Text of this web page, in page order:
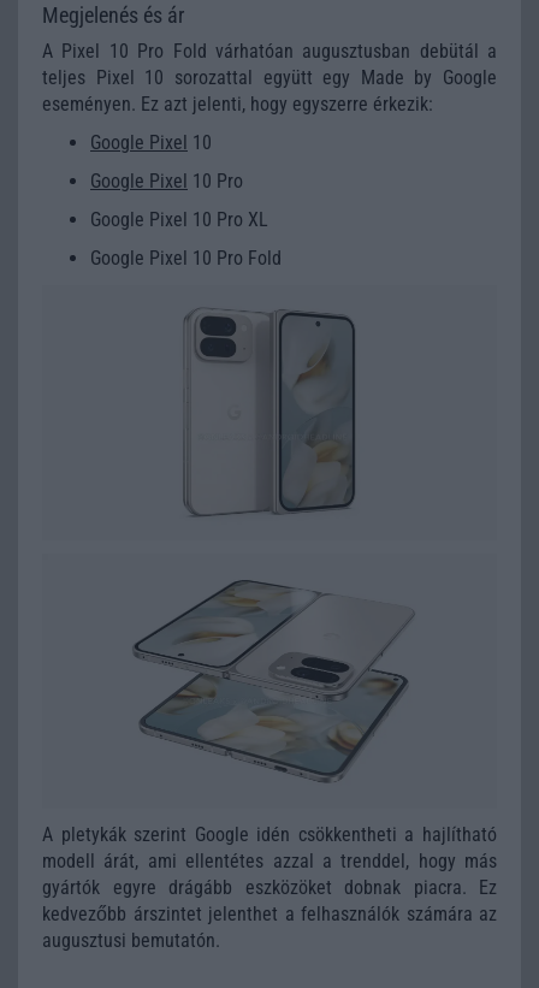
Megjelenés és ár
A Pixel 10 Pro Fold várhatóan augusztusban debütál a
teljes Pixel 10 sorozattal együtt egy Made by Google
eseményen. Ez azt jelenti, hogy egyszerre érkezik:
Google Pixel 10
Google Pixel 10 Pro
Google Pixel 10 Pro XL
Google Pixel 10 Pro Fold
A pletykák szerint Google idén csökkentheti a hajlítható
modell árát, ami ellentétes azzal a trenddel, hogy más
gyártók egyre drágább eszközöket dobnak piacra. Ez
kedvezőbb árszintet jelenthet a felhasználók számára az
augusztusi bemutatón.